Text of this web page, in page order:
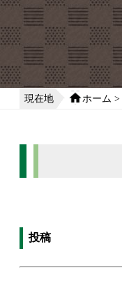
現在地 ホーム >
投稿